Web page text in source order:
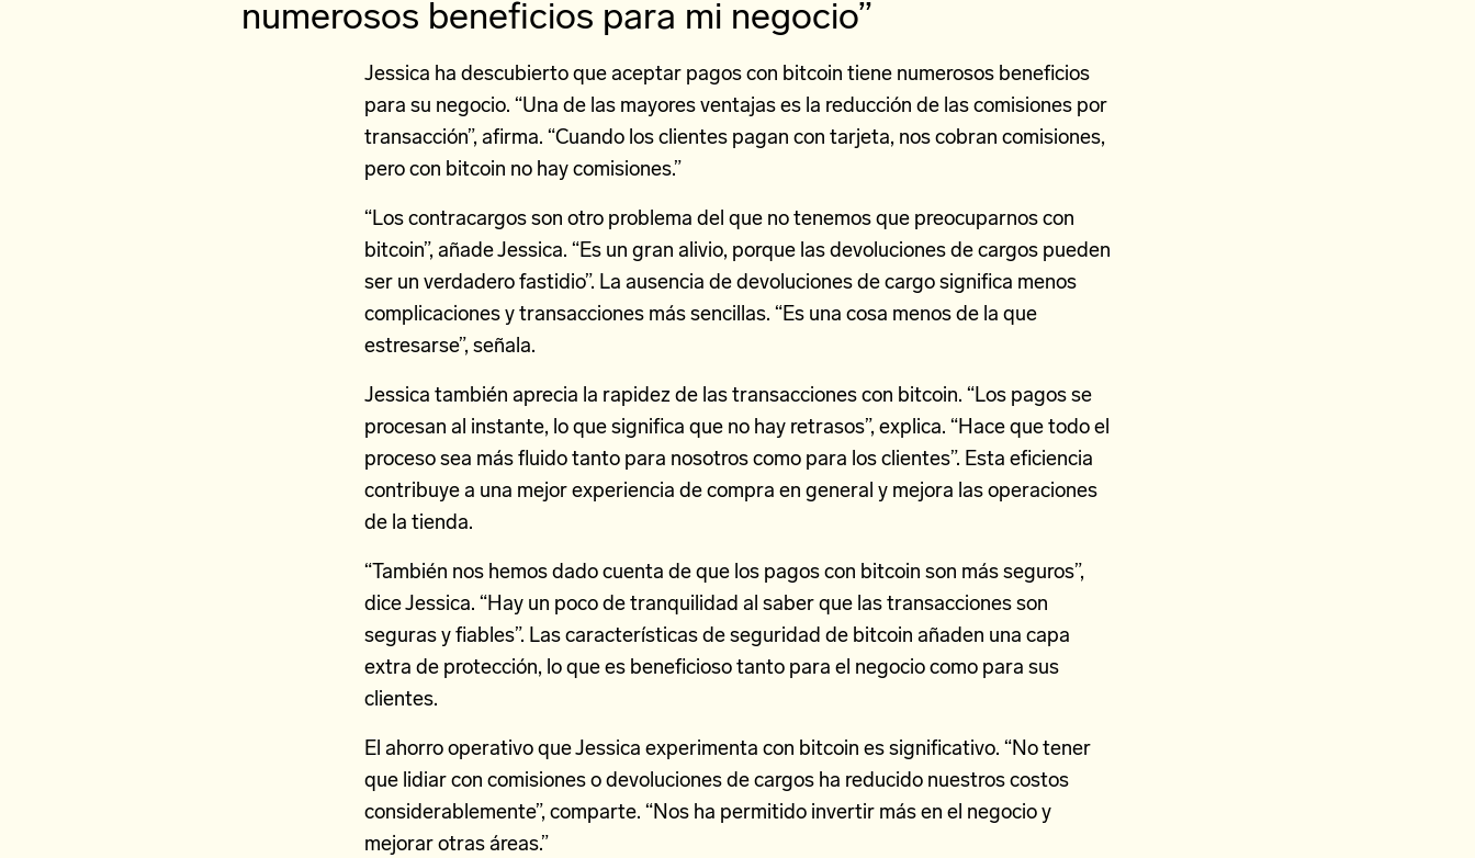
numerosos beneficios para mi negocio”
Jessica ha descubierto que aceptar pagos con bitcoin tiene numerosos beneficios
para su negocio. “Una de las mayores ventajas es la reducción de las comisiones por
transacción”, afirma. “Cuando los clientes pagan con tarjeta, nos cobran comisiones,
pero con bitcoin no hay comisiones.”
“Los contracargos son otro problema del que no tenemos que preocuparnos con
bitcoin”, añade Jessica. “Es un gran alivio, porque las devoluciones de cargos pueden
ser un verdadero fastidio”. La ausencia de devoluciones de cargo significa menos
complicaciones y transacciones más sencillas. “Es una cosa menos de la que
estresarse”, señala.
Jessica también aprecia la rapidez de las transacciones con bitcoin. “Los pagos se
procesan al instante, lo que significa que no hay retrasos”, explica. “Hace que todo el
proceso sea más fluido tanto para nosotros como para los clientes”. Esta eficiencia
contribuye a una mejor experiencia de compra en general y mejora las operaciones
de la tienda.
“También nos hemos dado cuenta de que los pagos con bitcoin son más seguros”,
dice Jessica. “Hay un poco de tranquilidad al saber que las transacciones son
seguras y fiables”. Las características de seguridad de bitcoin añaden una capa
extra de protección, lo que es beneficioso tanto para el negocio como para sus
clientes.
El ahorro operativo que Jessica experimenta con bitcoin es significativo. “No tener
que lidiar con comisiones o devoluciones de cargos ha reducido nuestros costos
considerablemente”, comparte. “Nos ha permitido invertir más en el negocio y
mejorar otras áreas.”